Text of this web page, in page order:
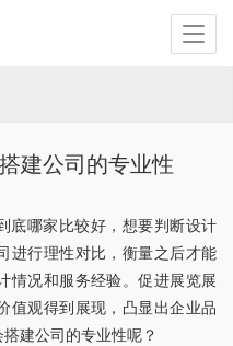
建公司的专业性
底哪家比较好，想要判断设计
进行理性对比，衡量之后才能
情况和服务经验。促进展览展
值观得到展现，凸显出企业品
建公司的专业性呢？